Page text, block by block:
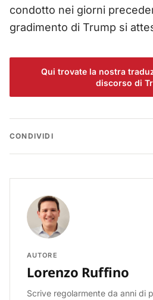
condotto nei giorni
gradimento di Trump si
Qui trovate la nostra
discorso di
CONDIVIDI
AUTORE
Lorenzo Ruffino
Scrive regolarmente da anni di